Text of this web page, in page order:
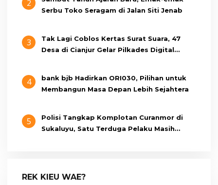
2
Serbu Toko Seragam di Jalan Siti Jenab
3
Tak Lagi Coblos Kertas Surat Suara, 47
Desa di Cianjur Gelar Pilkades Digital
4
bank bjb Hadirkan ORI030, Pilihan untuk
Membangun Masa Depan Lebih Sejahtera
5
Polisi Tangkap Komplotan Curanmor di
Sukaluyu, Satu Terduga Pelaku Masih
REK KIEU WAE?